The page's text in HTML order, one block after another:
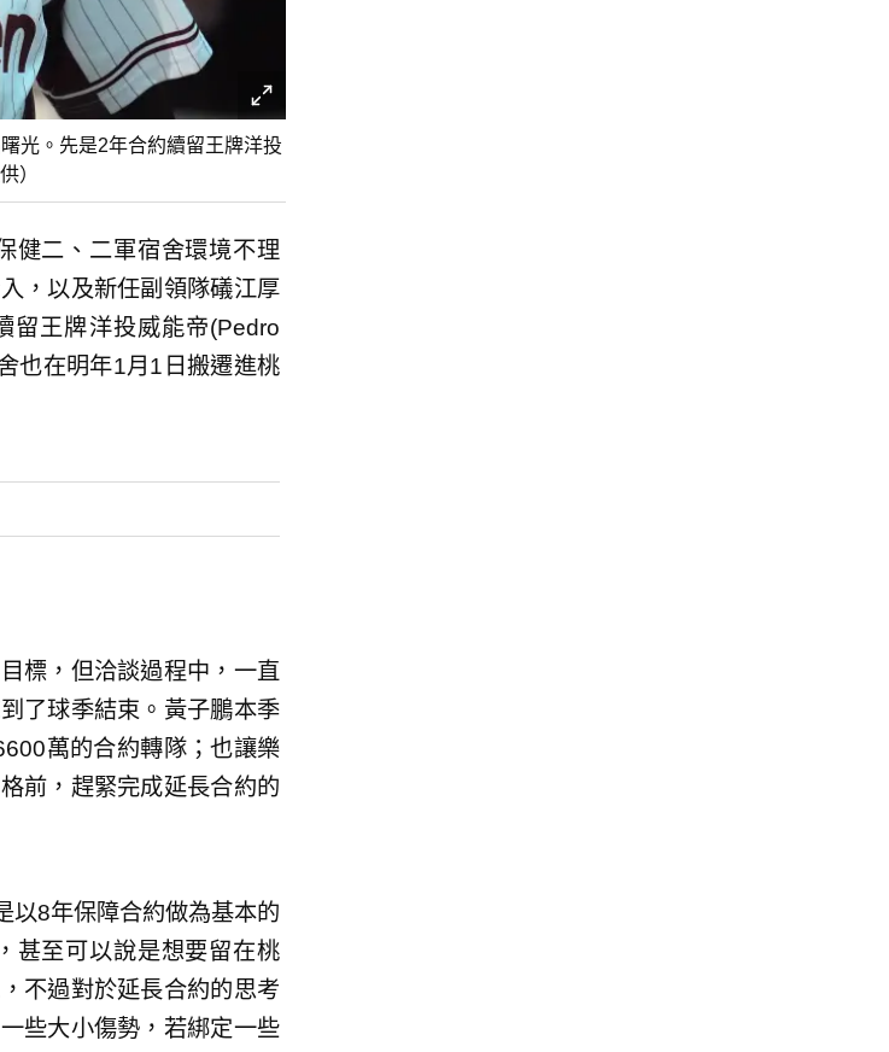
光。先是2年合約續留王牌洋投
）
健二、二軍宿舍環境不理
，以及新任副領隊礒江厚
留王牌洋投威能帝(Pedro
也在明年1月1日搬遷進桃
標，但洽談過程中，一直
了球季結束。黃子鵬本季
萬的合約轉隊；也讓樂
前，趕緊完成延長合約的
以8年保障合約做為基本的
甚至可以說是想要留在桃
不過對於延長合約的思考
些大小傷勢，若綁定一些